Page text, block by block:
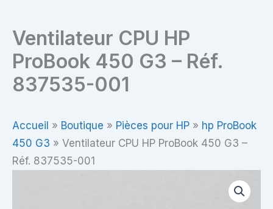
Ventilateur CPU HP
ProBook 450 G3 – Réf.
837535-001
Accueil » Boutique » Pièces pour HP » hp ProBook
450 G3 » Ventilateur CPU HP ProBook 450 G3 –
Réf. 837535-001